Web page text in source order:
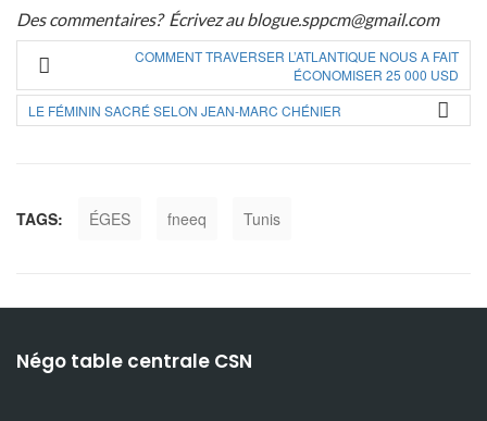
Des commentaires? Écrivez au blogue.sppcm@gmail.com
COMMENT TRAVERSER L’ATLANTIQUE NOUS A FAIT
ÉCONOMISER 25 000 USD
LE FÉMININ SACRÉ SELON JEAN-MARC CHÉNIER
TAGS: ÉGES fneeq Tunis
Négo table centrale CSN